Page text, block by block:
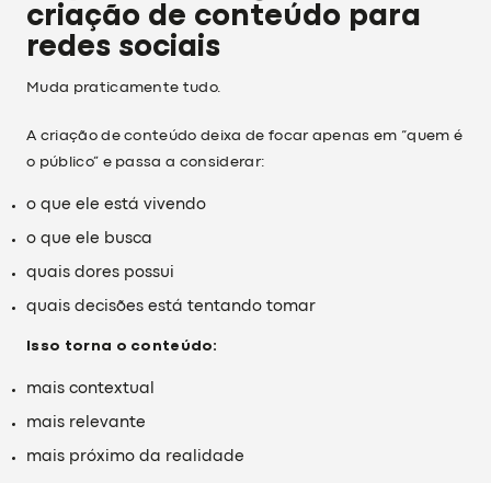
criação de conteúdo para
redes sociais
Muda praticamente tudo.
A criação de conteúdo deixa de focar apenas em “quem é
o público” e passa a considerar:
o que ele está vivendo
o que ele busca
quais dores possui
quais decisões está tentando tomar
Isso torna o conteúdo:
mais contextual
mais relevante
mais próximo da realidade